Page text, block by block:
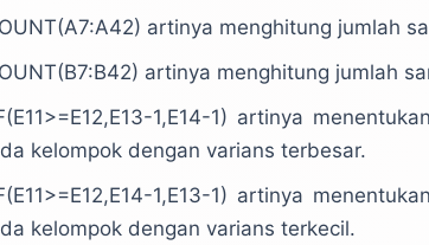
artinya menghitung jumlah
artinya menghitung jumlah
1,E14-1) artinya
kelompok dengan varians terbesar.
1,E13-1) artinya
kelompok dengan varians terkecil.